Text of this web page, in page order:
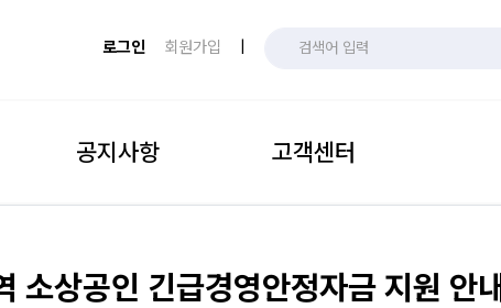
로그인 회원가입
공지사항 고객센터
상공인 긴급경영안정자금 지원 안내